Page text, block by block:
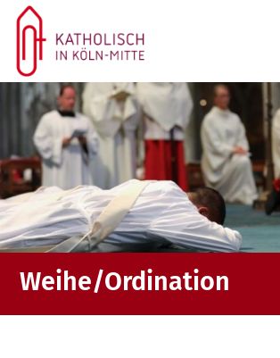
Zum Inhalt springen
Weihe/Ordination